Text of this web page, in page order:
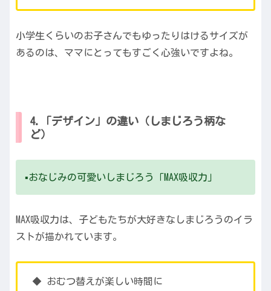
小学生くらいのお子さんでもゆったりはけるサイズが
あるのは、ママにとってもすごく心強いですよね。
4.「デザイン」の違い（しまじろう柄な
ど）
▪️おなじみの可愛いしまじろう「MAX吸収力」
MAX吸収力は、子どもたちが大好きなしまじろうのイラ
ストが描かれています。
◆ おむつ替えが楽しい時間に